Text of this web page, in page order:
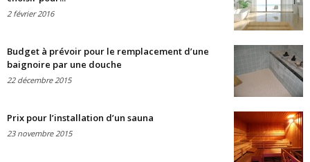
2 février 2016
Budget à prévoir pour le remplacement d’une
baignoire par une douche
22 décembre 2015
Prix pour l’installation d’un sauna
23 novembre 2015